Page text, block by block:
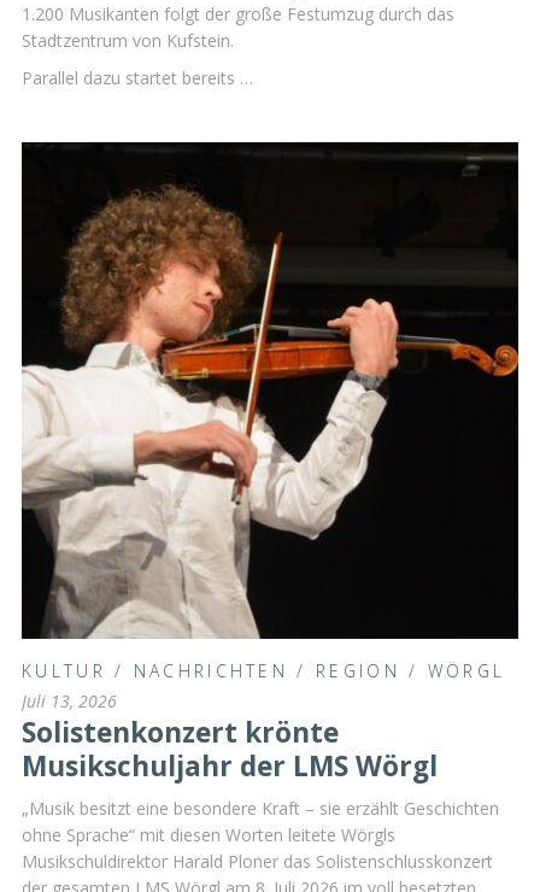
1.200 Musikanten folgt der große Festumzug durch das
Stadtzentrum von Kufstein.
Parallel dazu startet bereits …
KULTUR / NACHRICHTEN / REGION / WÖRGL
Juli 13, 2026
Solistenkonzert krönte
Musikschuljahr der LMS Wörgl
„Musik besitzt eine besondere Kraft – sie erzählt Geschichten
ohne Sprache“ mit diesen Worten leitete Wörgls
Musikschuldirektor Harald Ploner das Solistenschlusskonzert
der gesamten LMS Wörgl am 8. Juli 2026 im voll besetzten